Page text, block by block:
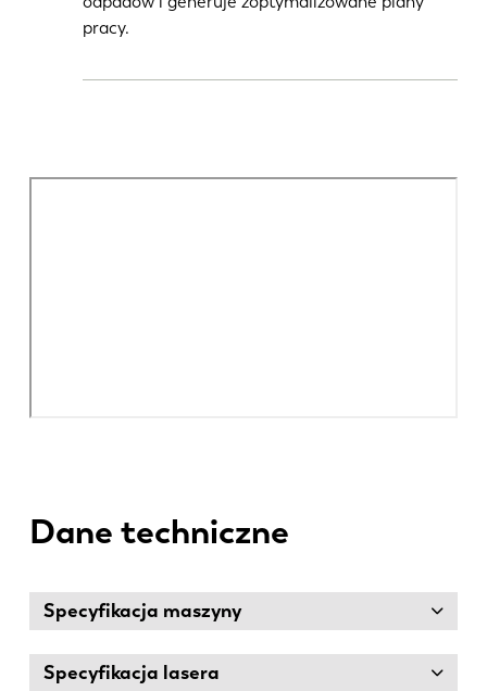
pracy.
Dane techniczne
Specyfikacja maszyny
Specyfikacja lasera